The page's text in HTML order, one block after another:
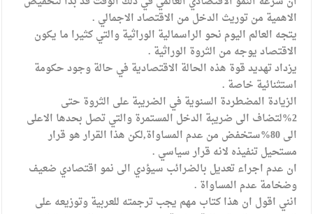
الاهمية من توريث الدخل من الاقتصاد الاجمالي .
يتجه العالم اليوم نحو الراسمالية الوراثية والتي كثيرا ما يكون
الاقتصاد يوجه من الثروة الوراثية .
يزداد تهديد قوة هذه الحالة الاقتصادية في حالة وجود حكومة
استثنائية خاصة .
الزيادة المضطردة السنوية في الضريبة على الثروة حتى
2%لتضاف الى ضريبة الدخل المستمرة والتي تصل بحدها الاعلى
الى 80%ستخفض من عدم المساواة,لكن هذا القرار هو قرار
مستحيل تنفيذه لانه قرار سياسي .
ان عدم اجراء تعديل بالضرائب سيؤدي الى نمو اقتصادي ضعيف
وضخامة عدم المساواة .
انني اقول ان هذا كتاب مهم يجب ترجمته للعربية وتوزيعه على